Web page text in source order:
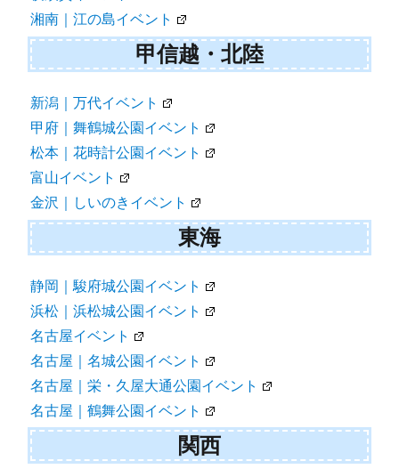
湘南｜江の島イベント
甲信越・北陸
新潟｜万代イベント
甲府｜舞鶴城公園イベント
松本｜花時計公園イベント
富山イベント
金沢｜しいのきイベント
東海
静岡｜駿府城公園イベント
浜松｜浜松城公園イベント
名古屋イベント
名古屋｜名城公園イベント
名古屋｜栄・久屋大通公園イベント
名古屋｜鶴舞公園イベント
関西